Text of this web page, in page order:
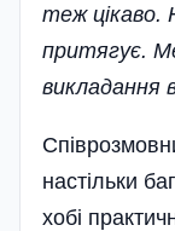
теж цікаво.
притягує.
викладання
настільки
хобі